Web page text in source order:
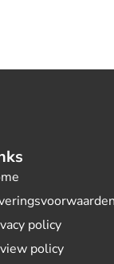
policy
policy